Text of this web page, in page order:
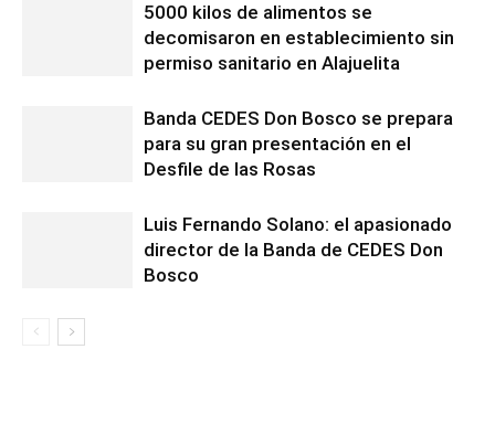
5000 kilos de alimentos se
decomisaron en establecimiento sin
permiso sanitario en Alajuelita
Banda CEDES Don Bosco se prepara
para su gran presentación en el
Desfile de las Rosas
Luis Fernando Solano: el apasionado
director de la Banda de CEDES Don
Bosco